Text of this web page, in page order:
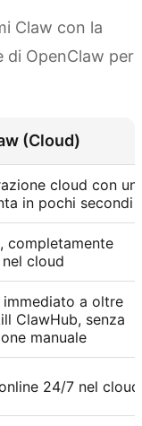
Claw con la
di OpenClaw per
(Cloud)
cloud con un
in pochi secondi
completamente
cloud
immediato a oltre
ClawHub, senza
manuale
24/7 nel cloud